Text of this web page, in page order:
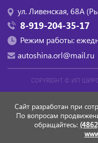
ул. Ливенская, 68А
8-919-204-35-17
Режим работы:
autoshina.orl@mail.ru
COPYRIGHT © ИП
Сайт разработан при
По вопросам
обращайтесь: